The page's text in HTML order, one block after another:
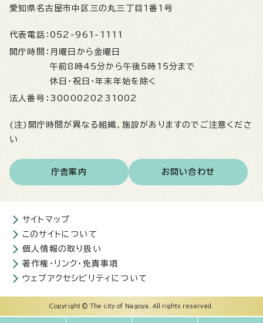
愛知県名古屋市中区三の丸三丁目1番1号
代表電話： 052-961-1111
開庁時間： 月曜日から金曜日
午前8時45分から午後5時15分まで
休日・祝日・年末年始を除く
法人番号： 3000020231002
(注)開庁時間が異なる組織、施設がありますのでご注意くださ
い
庁舎案内 お問い合わせ
サイトマップ
このサイトについて
個人情報の取り扱い
著作権・リンク・免責事項
ウェブアクセシビリティについて
Copyright © The city of Nagoya. All rights reserved.